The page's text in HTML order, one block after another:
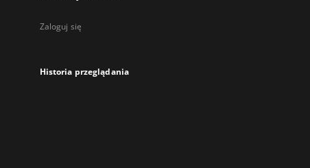
Zaloguj się
Historia przeglądania